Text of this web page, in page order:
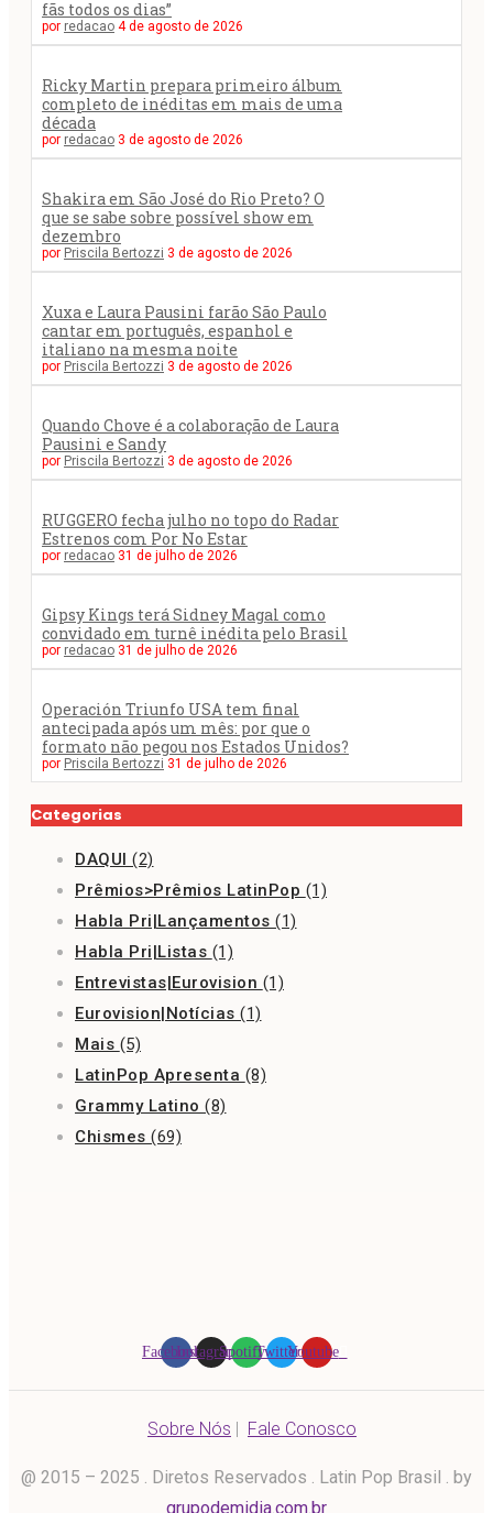
fãs todos os dias”
por redacao 4 de agosto de 2026
Ricky Martin prepara primeiro álbum
completo de inéditas em mais de uma
década
por redacao 3 de agosto de 2026
Shakira em São José do Rio Preto? O
que se sabe sobre possível show em
dezembro
por Priscila Bertozzi 3 de agosto de 2026
Xuxa e Laura Pausini farão São Paulo
cantar em português, espanhol e
italiano na mesma noite
por Priscila Bertozzi 3 de agosto de 2026
Quando Chove é a colaboração de Laura
Pausini e Sandy
por Priscila Bertozzi 3 de agosto de 2026
RUGGERO fecha julho no topo do Radar
Estrenos com Por No Estar
por redacao 31 de julho de 2026
Gipsy Kings terá Sidney Magal como
convidado em turnê inédita pelo Brasil
por redacao 31 de julho de 2026
Operación Triunfo USA tem final
antecipada após um mês: por que o
formato não pegou nos Estados Unidos?
por Priscila Bertozzi 31 de julho de 2026
Categorias
DAQUI (2)
Prêmios>Prêmios LatinPop (1)
Habla Pri|Lançamentos (1)
Habla Pri|Listas (1)
Entrevistas|Eurovision (1)
Eurovision|Notícias (1)
Mais (5)
LatinPop Apresenta (8)
Grammy Latino (8)
Chismes (69)
FacebookInstagramSpotifyTwitterYoutube
Sobre Nós | Fale Conosco
@ 2015 – 2025 . Diretos Reservados . Latin Pop Brasil . by
grupodemidia.com.br